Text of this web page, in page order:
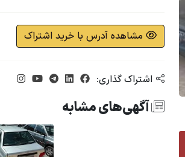
مشاهده آدرس با خرید اشتراک
اشتراک گذاری:
آگهی‌های مشابه